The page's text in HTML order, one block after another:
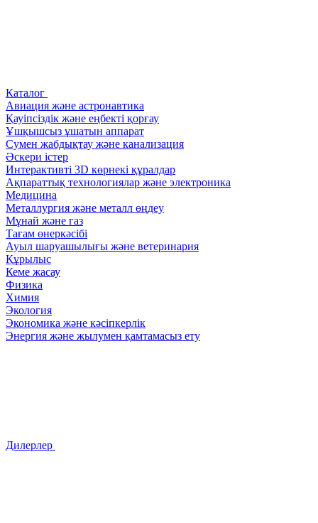
Каталог
Авиация және астронавтика
Қауіпсіздік және еңбекті қорғау
Ұшқышсыз ұшатын аппарат
Сумен жабдықтау және канализация
Әскери істер
Интерактивті 3D көрнекі құралдар
Ақпараттық технологиялар және электроника
Медицина
Металлургия және металл өңдеу
Мұнай және газ
Тағам өнеркәсібі
Ауыл шаруашылығы және ветеринария
Құрылыс
Кеме жасау
Физика
Химия
Экология
Экономика және кәсіпкерлік
Энергия және жылумен қамтамасыз ету
Дилерлер